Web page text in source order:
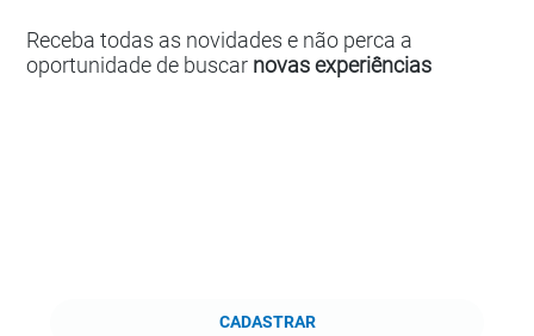
Receba todas as novidades e não perca a
oportunidade de buscar novas experiências
CADASTRAR